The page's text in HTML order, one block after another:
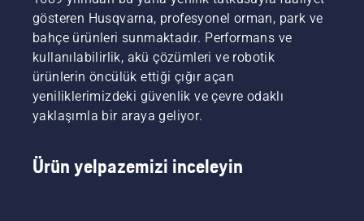
gösteren Husqvarna, profesyonel orman, park ve
bahçe ürünleri sunmaktadır. Performans ve
kullanılabilirlik, akü çözümleri ve robotik
ürünlerin öncülük ettiği çığır açan
yeniliklerimizdeki güvenlik ve çevre odaklı
yaklaşımla bir araya geliyor.
Ürün yelpazemizi inceleyin